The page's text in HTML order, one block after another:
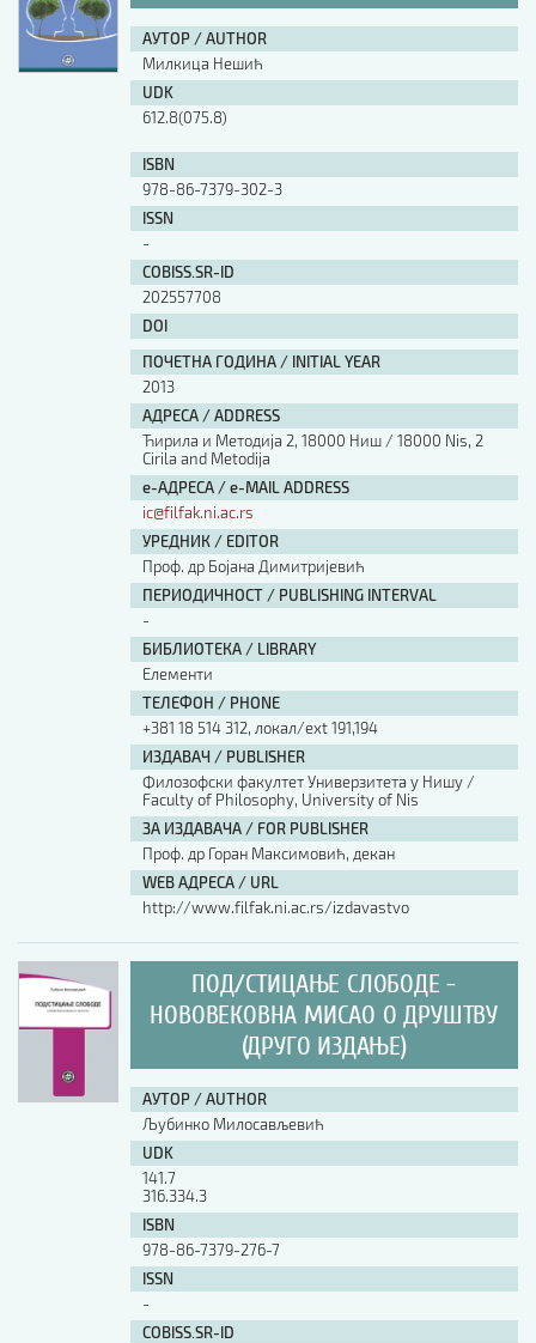
АУТОР / AUTHOR
Милкица Нешић
UDK
612.8(075.8)
ISBN
978-86-7379-302-3
ISSN
-
COBISS.SR-ID
202557708
DOI
ПОЧЕТНА ГОДИНА / INITIAL YEAR
2013
АДРЕСА / ADDRESS
Ћирила и Методија 2, 18000 Ниш / 18000 Nis, 2
Cirila and Metodija
е-АДРЕСА / e-MAIL ADDRESS
ic@filfak.ni.ac.rs
УРЕДНИК / EDITOR
Проф. др Бојана Димитријевић
ПЕРИОДИЧНОСТ / PUBLISHING INTERVAL
-
БИБЛИОТЕКА / LIBRARY
Елементи
ТЕЛЕФОН / PHONE
+381 18 514 312, локал/ext 191,194
ИЗДАВАЧ / PUBLISHER
Филозофски факултет Универзитета у Нишу /
Faculty of Philosophy, University of Nis
ЗА ИЗДАВАЧА / FOR PUBLISHER
Проф. др Горан Максимовић, декан
WEB АДРЕСА / URL
http://www.filfak.ni.ac.rs/izdavastvo
ПОД/СТИЦАЊЕ СЛОБОДЕ -
НОВОВЕКОВНА МИСАО О ДРУШТВУ
(ДРУГО ИЗДАЊЕ)
АУТОР / AUTHOR
Љубинко Милосављевић
UDK
141.7
316.334.3
ISBN
978-86-7379-276-7
ISSN
-
COBISS.SR-ID